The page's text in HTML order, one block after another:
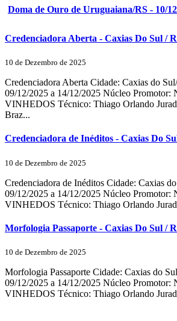
Doma de Ouro de Uruguaiana/RS - 10/
Credenciadora Aberta - Caxias Do Sul /
10 de Dezembro de 2025
Credenciadora Aberta Cidade: Caxias do
09/12/2025 a 14/12/2025 Núcleo Promotor:
VINHEDOS Técnico: Thiago Orlando
Braz...
Credenciadora de Inéditos - Caxias Do
10 de Dezembro de 2025
Credenciadora de Inéditos Cidade: Caxias
09/12/2025 a 14/12/2025 Núcleo Promotor:
VINHEDOS Técnico: Thiago Orlando
Morfologia Passaporte - Caxias Do Sul /
10 de Dezembro de 2025
Morfologia Passaporte Cidade: Caxias do
09/12/2025 a 14/12/2025 Núcleo Promotor:
VINHEDOS Técnico: Thiago Orlando